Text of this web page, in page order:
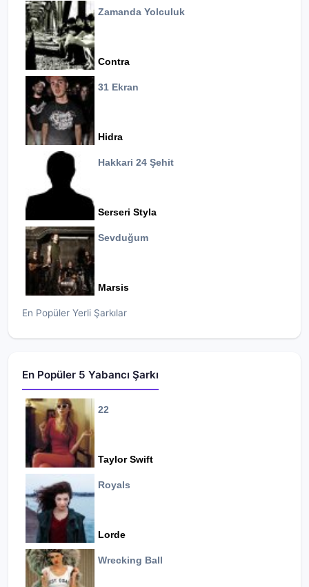
Zamanda Yolculuk
Contra
31 Ekran
Hidra
Hakkari 24 Şehit
Serseri Styla
Sevduğum
Marsis
En Popüler Yerli Şarkılar
En Popüler 5 Yabancı Şarkı
22
Taylor Swift
Royals
Lorde
Wrecking Ball